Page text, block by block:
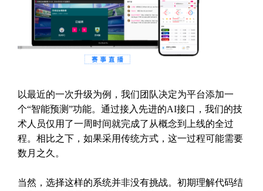
以最近的一次升级为例，我们团队决定为平台添加一
个“智能预测”功能。通过接入先进的AI接口，我们的技
术人员仅用了一周时间就完成了从概念到上线的全过
程。相比之下，如果采用传统方式，这一过程可能需要
数月之久。
当然，选择这样的系统并非没有挑战。初期理解代码结